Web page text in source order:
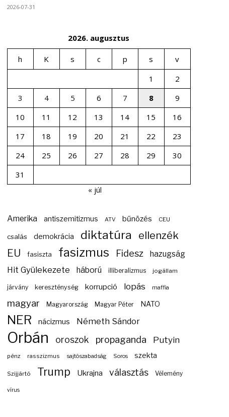
2026-07-31
2026. augusztus
h K s c p s
v
1
2
3
4 5 6 7 8
9
10
11 12 13 14 15
16
17
18 19 20 21 22
23
24
25 26 27 28 29
30
31
« júl
Amerika antiszemitizmus ATV bűnözés CEU
csalás demokrácia diktatúra ellenzék
EU fasiszta fasizmus Fidesz hazugság
Hit Gyülekezete háború illiberalizmus jogállam
járvány kereszténység korrupció lopás maffia
magyar Magyarország Magyar Péter NATO
NER nácizmus Németh Sándor
Orbán oroszok propaganda Putyin
pénz rasszizmus sajtószabadság Soros szekta
Szijjártó Trump Ukrajna választás Vélemény
vírus